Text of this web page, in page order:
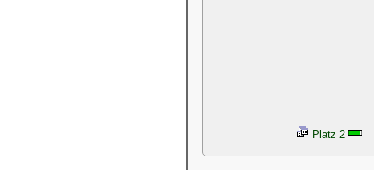
Platz 2